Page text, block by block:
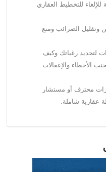
للإلغاء للتخطيط العقاري
وتقليل الضرائب ومنع
لتحديد رغباتك وكيف
الأخطاء والإغفالات
محترف أو مستشار
عقارية شاملة.